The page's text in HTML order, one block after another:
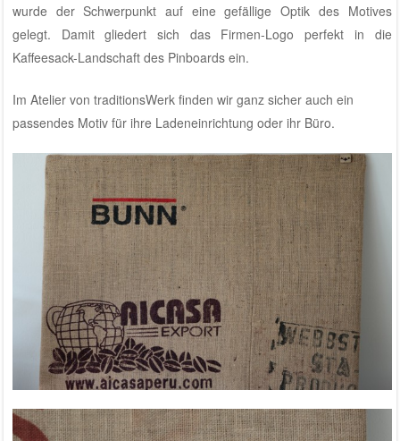
wurde der Schwerpunkt auf eine gefällige Optik des Motives
gelegt. Damit gliedert sich das Firmen-Logo perfekt in die
Kaffeesack-Landschaft des Pinboards ein.
Im Atelier von traditionsWerkfinden wir ganz sicher auch ein
passendes Motiv für ihre Ladeneinrichtung oder ihr Büro.